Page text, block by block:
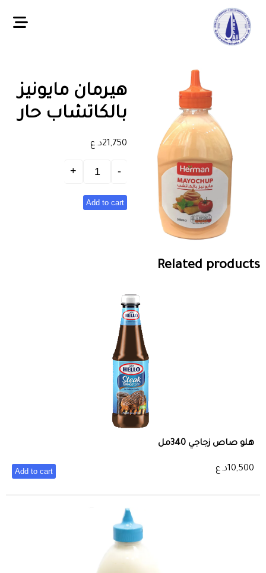
هيرمان مايونيز
بالكاتشاب حار
21,750د.ع
Add to cart
Related products
هلو صاص زجاجي 340مل
10,500د.ع Add to cart